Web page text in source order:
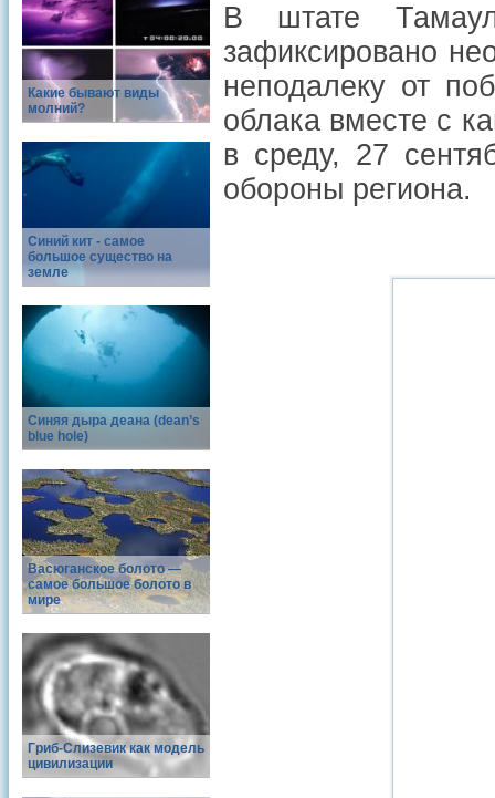
Какие бывают виды
молний?
Синий кит - самое
большое существо на
земле
Синяя дыра деана (dean’s
blue hole)
Васюганское болото —
самое большое болото в
мире
Гриб-Слизевик как модель
цивилизации
В штате
зафиксировано
неподалеку от
облака вместе с
в среду, 27
обороны региона.